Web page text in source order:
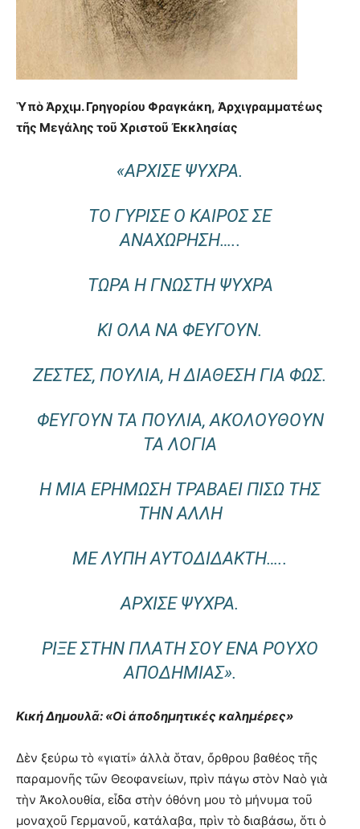
Ὑπὸ Ἀρχιμ. Γρηγορίου Φραγκάκη, Ἀρχιγραμματέως
τῆς Μεγάλης τοῦ Χριστοῦ Ἐκκλησίας
«ἌΡΧΙΣΕ ΨΎΧΡΑ.
ΤῸ ΓΎΡΙΣΕ Ὁ ΚΑΙΡῸΣ ΣῈ
ἈΝΑΧΏΡΗΣΗ…..
ΤΏΡΑ Ἡ ΓΝΩΣΤῊ ΨΎΧΡΑ
ΚΙ ὍΛΑ ΝᾺ ΦΕΎΓΟΥΝ.
ΖΈΣΤΕΣ, ΠΟΥΛΙΆ, Ἡ ΔΙΆΘΕΣΗ ΓΙᾺ ΦΩ͂Σ.
ΦΕΎΓΟΥΝ ΤᾺ ΠΟΥΛΙΆ, ἈΚΟΛΟΥΘΟΥ͂Ν
ΤᾺ ΛΌΓΙΑ
Ἡ ΜΊΑ ἘΡΉΜΩΣΗ ΤΡΑΒΆΕΙ ΠΊΣΩ ΤΗΣ
ΤῊΝ ἌΛΛΗ
ΜῈ ΛΎΠΗ ΑΥ̓ΤΟΔΊΔΑΚΤΗ…..
ἌΡΧΙΣΕ ΨΎΧΡΑ.
ΡΙ͂ΞΕ ΣΤῊΝ ΠΛΆΤΗ ΣΟΥ ἝΝΑ ΡΟΥ͂ΧΟ
ἈΠΟΔΗΜΊΑΣ».
Κική Δημουλᾶ: «Οἱ ἀποδημητικές καλημέρες»
Δὲν ξεύρω τὸ «γιατί» ἀλλὰ ὅταν, ὄρθρου βαθέος τῆς
παραμονῆς τῶν Θεοφανείων, πρὶν πάγω στὸν Ναὸ γιὰ
τὴν Ἀκολουθία, εἶδα στὴν ὀθόνη μου τὸ μήνυμα τοῦ
μοναχοῦ Γερμανοῦ, κατάλαβα, πρὶν τὸ διαβάσω, ὅτι ὁ